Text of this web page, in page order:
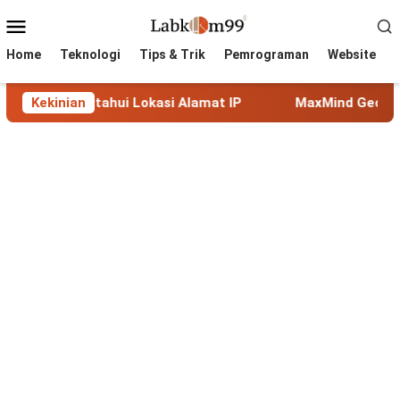
to
Menu
Home Teknologi Tips & Trik Pemrograman Website
KekinianLokasi Alamat IP MaxMind GeoLite: